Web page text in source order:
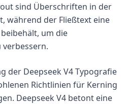
sind Überschriften in der
während der Fließtext eine
um die
verbessern.
der Deepseek V4 Typografie
Richtlinien für Kerning
Deepseek V4 betont eine